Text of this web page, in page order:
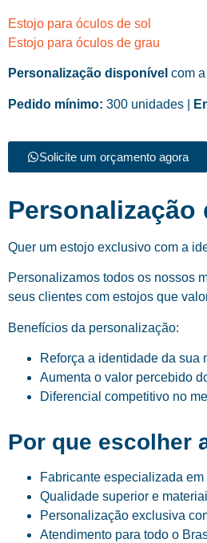
Estojo para óculos de sol
Estojo para óculos de grau
Personalização disponível com
Pedido mínimo: 300 unidades |
Solicite um orçamento agora
Quer um estojo exclusivo com a
Personalizamos todos os nossos
seus clientes com estojos que
Benefícios da personalização:
Reforça a identidade da sua
Aumenta o valor percebido
Diferencial competitivo no
Por que escolher
Fabricante especializada
Qualidade superior e
Personalização exclusiva
Atendimento para todo o